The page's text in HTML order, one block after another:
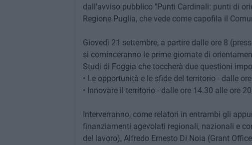
dall'avviso pubblico "Punti Cardinali: punti di
Regione Puglia, che vede come capofila il
Giovedì 21 settembre, a partire dalle ore 8
si cominceranno le prime giornate di
Studi di Foggia che toccherà due questioni
• Le opportunità e le sfide del territorio - dalle
• Innovare il territorio - dalle ore 14.30 alle ore
Interverranno, come relatori in entrambi gli
finanziamenti agevolati regionali, nazionali e
del lavoro), Alfredo Ernesto Di Noia (Grant